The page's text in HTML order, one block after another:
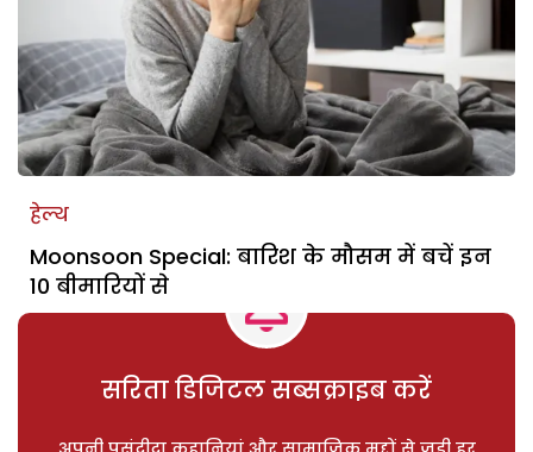
हेल्थ
Moonsoon Special: बारिश के मौसम में बचें इन
10 बीमारियों से
सरिता डिजिटल सब्सक्राइब करें